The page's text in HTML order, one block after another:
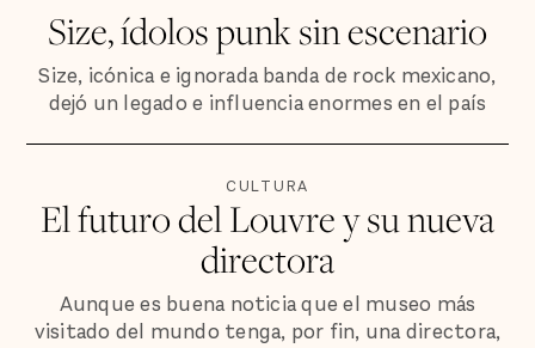
Size, ídolos punk sin escenario
Size, icónica e ignorada banda de rock mexicano,
dejó un legado e influencia enormes en el país
CULTURA
El futuro del Louvre y su nueva
directora
Aunque es buena noticia que el museo más
visitado del mundo tenga, por fin, una directora,